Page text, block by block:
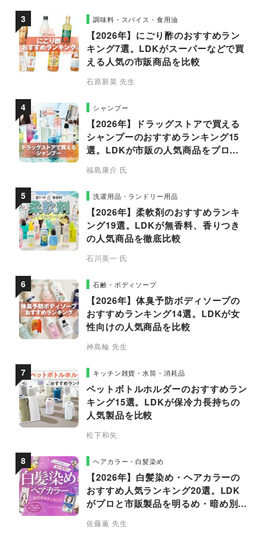
調味料・スパイス・食用油
【2026年】にごり酢のおすすめラン
キング7選。LDKがスーパーなどで買
える人気の市販商品を比較
石原新菜 先生
シャンプー
【2026年】ドラッグストアで買える
シャンプーのおすすめランキング15
選。LDKが市販の人気商品をプロと
福島康介 氏
洗濯用品・ランドリー用品
【2026年】柔軟剤のおすすめランキ
ング19選。LDKが無香料、香りつき
の人気商品を徹底比較
石川英一 氏
石鹸・ボディソープ
【2026年】体臭予防ボディソープの
おすすめランキング14選。LDKが女
性向けの人気商品を比較
神島輪 先生
キッチン雑貨・水筒・消耗品
ペットボトルホルダーのおすすめラン
キング15選。LDKが保冷力長持ちの
人気製品を比較
松下和矢
ヘアカラー・白髪染め
【2026年】白髪染め・ヘアカラーの
おすすめ人気ランキング20選。LDK
がプロと市販製品を明るめ・暗め別に
佐藤薫 先生